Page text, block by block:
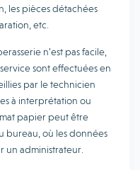
les pièces détachées
etc.
n’est pas facile,
sont effectuées en
par le technicien
à interprétation ou
papier peut être
bureau, où les données
un administrateur.